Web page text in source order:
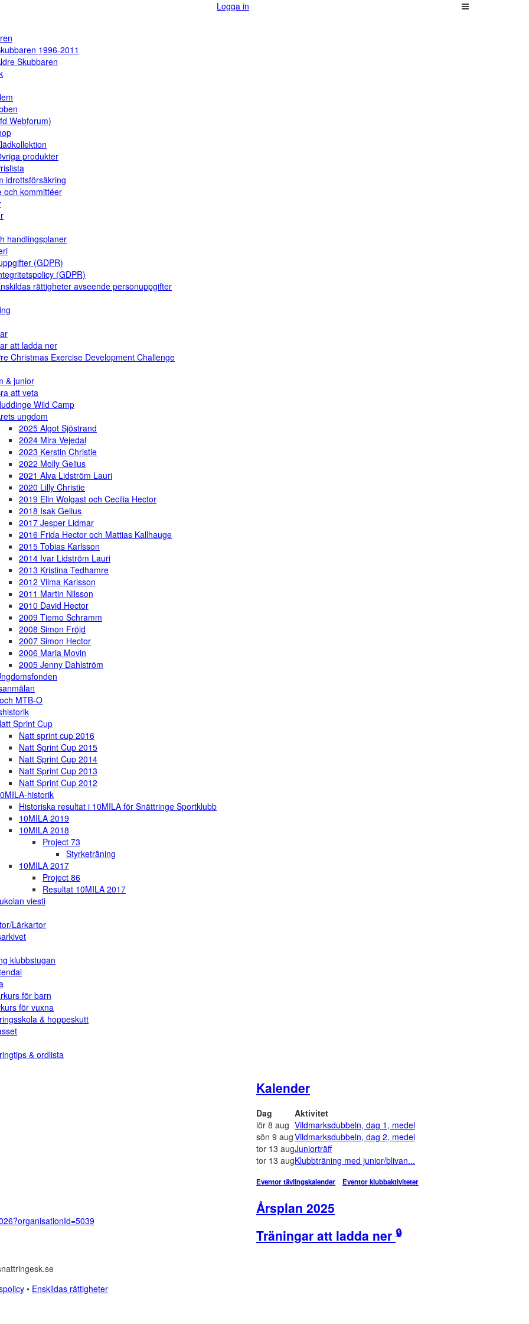
Logga in
1996-2011
Skubbaren
Webforum)
produkter
idrottsförsäkring
och kommittéer
handlingsplaner
(GDPR)
(GDPR)
rättigheter avseende personuppgifter
att ladda ner
Christmas Exercise Development Challenge
& junior
att veta
Wild Camp
ungdom
2025 Algot Sjöstrand
2024 Mira Vejedal
2023 Kerstin Christie
2022 Molly Gelius
2021 Alva Lidström Lauri
2020 Lilly Christie
2019 Elin Wolgast och Cecilia Hector
2018 Isak Gelius
2017 Jesper Lidmar
2016 Frida Hector och Mattias Kallhauge
2015 Tobias Karlsson
2014 Ivar Lidström Lauri
2013 Kristina Tedhamre
2012 Vilma Karlsson
2011 Martin Nilsson
2010 David Hector
2009 Tiemo Schramm
2008 Simon Fröjd
2007 Simon Hector
2006 Maria Movin
2005 Jenny Dahlström
MTB-O
Sprint Cup
Natt sprint cup 2016
Natt Sprint Cup 2015
Natt Sprint Cup 2014
Natt Sprint Cup 2013
Natt Sprint Cup 2012
historik
Historiska resultat i 10MILA för Snättringe Sportklubb
10MILA 2019
10MILA 2018
Project 73
Styrketräning
10MILA 2017
Project 86
Resultat 10MILA 2017
viesti
Lärkartor
klubbstugan
för barn
för vuxna
& hoppeskutt
& ordlista
Kalender
Dag
Aktivitet
lör 8 aug Vildmarksdubbeln, dag 1, medel
sön 9 augVildmarksdubbeln, dag 2, medel
tor 13 augJuniorträff
tor 13 augKlubbträning med junior/blivan...
Eventor tävlingskalender Eventor klubbaktiviteter
Årsplan 2025
Träningar att ladda ner 🔒
• Enskildas rättigheter